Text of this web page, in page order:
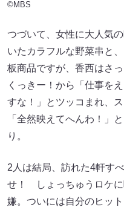
©MBS
つづいて、女性に大人気
いたカラフルな野菜串と
板商品ですが、香西はさ
くっきー！から「仕事を
すな！」とツッコまれ、
「全然映えてへんわ！」
り。
2人は結局、訪れた4軒す
せ！ しょっちゅうロケに
嫌。ついには自分のヒッ